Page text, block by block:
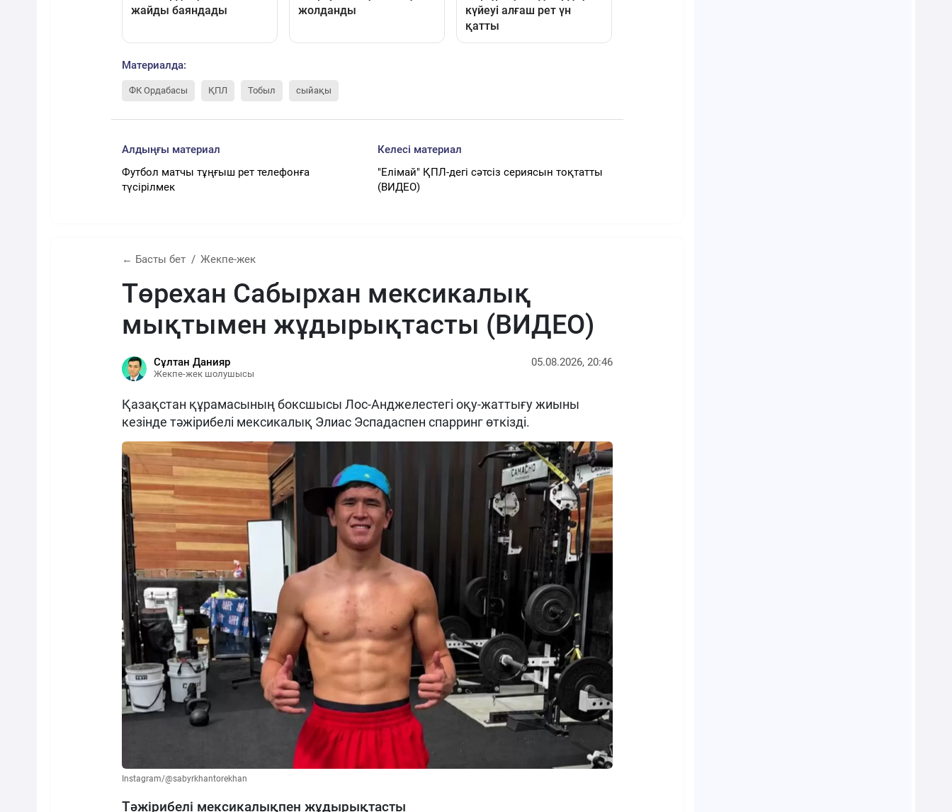
Материалда:
ФК Ордабасы ҚПЛ Тобыл сыйақы
Алдыңғы материал
Футбол матчы тұңғыш рет телефонға
түсірілмек
Келесі материал
"Елімай" ҚПЛ-дегі сәтсіз сериясын тоқтатты
(ВИДЕО)
← Басты бет Жекпе-жек
Төрехан Сабырхан мексикалық
мықтымен жұдырықтасты (ВИДЕО)
Сұлтан Данияр
Жекпе-жек шолушысы
05.08.2026, 20:46
Қазақстан құрамасының боксшысы Лос-Анджелестегі оқу-жаттығу жиыны
кезінде тәжірибелі мексикалық Элиас Эспадаспен спарринг өткізді.
Instagram/@sabyrkhantorekhan
Тәжірибелі мексикалықпен жұдырықтасты